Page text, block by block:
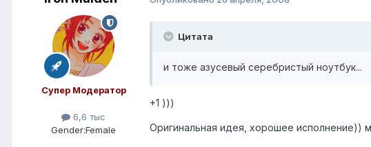
Супер Модератор
6,6 тыс
Gender:Female
Цитата
и тоже азусевый серебристый ноутбук...
+1 )))
Оригинальная идея, хорошее исполнение))